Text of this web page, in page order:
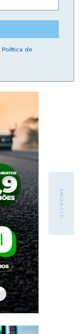
Política de
- ANÚNCIO -